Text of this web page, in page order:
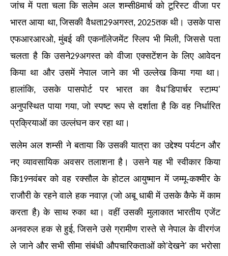
जांच में पता चला कि सलेम अल शम्सी8मार्च को टूरिस्ट वीजा पर
भारत आया था,जिसकी वैधता29अगस्त, 2025तक थी। उसके पास
एफआरआरओ,मुंबई की एकनॉलेजमेंट स्लिप भी मिली,जिससे पता
चलता है कि उसने29अगस्त को वीजा एक्सटेंशन के लिए आवेदन
किया था और उसमें नेपाल जाने का भी उल्लेख किया गया था।
हालांकि,उसके पासपोर्ट पर भारत का वैध'डिपार्चर स्टाम्प'
अनुपस्थित पाया गया,जो स्पष्ट रूप से दर्शाता है कि वह निर्धारित
प्रक्रियाओं का उल्लंघन कर रहा था।
सलेम अल शम्सी ने बताया कि उसकी यात्रा का उद्देश्य पर्यटन और
नए व्यावसायिक अवसर तलाशना है। उसने यह भी स्वीकार किया
कि19नवंबर को वह रक्सौल के होटल आयुष्मान में जम्मू-कश्मीर के
राजौरी के रहने वाले हक नवाज़ (जो अबू धाबी में उसके कैफे में काम
करता है) के साथ रुका था। वहीं उसकी मुलाकात भारतीय एजेंट
अनवरुल हक से हुई,जिसने उसे ग्रामीण रास्ते से नेपाल के वीरगंज
ले जाने और सभी सीमा संबंधी औपचारिकताओं को'देखने'का भरोसा